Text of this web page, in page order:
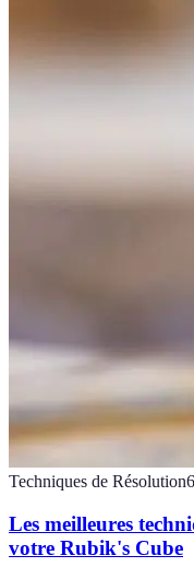
Techniques de Résolution6
Les meilleures
votre Rubik's Cube